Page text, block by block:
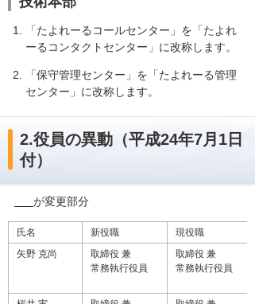
「たよれーるコールセンター」を「たよれ
ーるコンタクトセンター」に改称します。
「保守管理センター」を「たよれーる管理
センター」に改称します。
2.役員の異動（平成24年7月1日
付）
が変更部分
氏名 新役職
現役職
矢野 克尚
取締役 兼
常務執行役員
取締役 兼
常務執行役員